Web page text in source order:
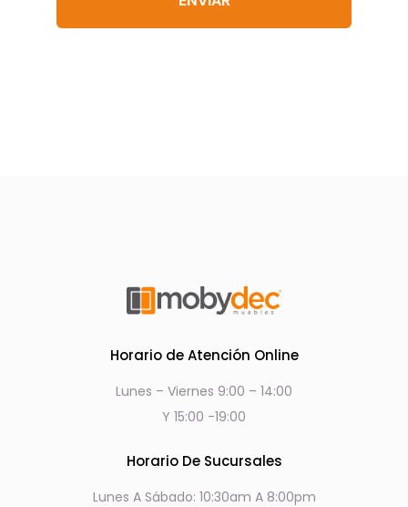
Horario de Atención Online
Lunes – Viernes 9:00 – 14:00
Y 15:00 -19:00
Horario De Sucursales
Lunes A Sábado: 10:30am A 8:00pm